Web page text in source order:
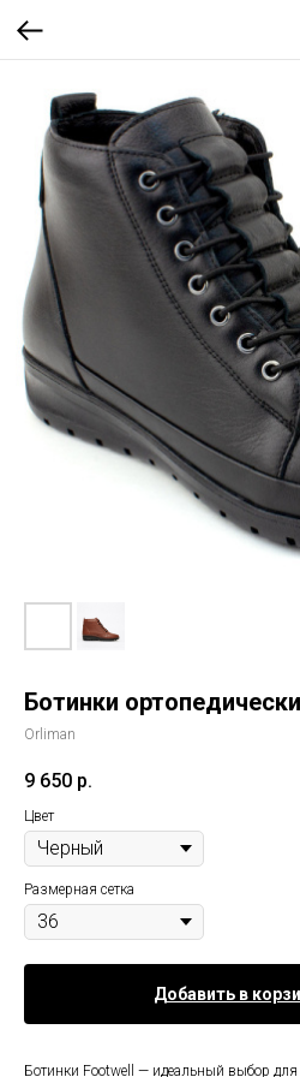
Ботинки
Orliman
9 650 р.
Цвет
Размерная сетка
Добавить в
Ботинки Footwell — идеальный выбор для